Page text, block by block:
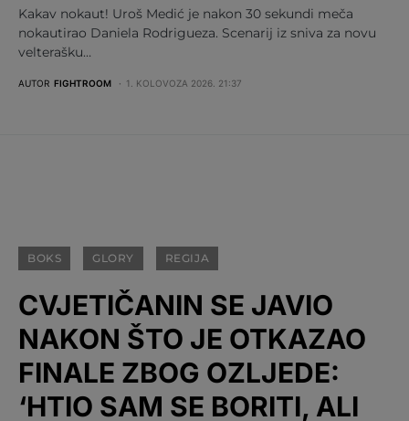
Kakav nokaut! Uroš Medić je nakon 30 sekundi meča
nokautirao Daniela Rodrigueza. Scenarij iz sniva za novu
velterašku…
AUTOR FIGHTROOM 1. KOLOVOZA 2026. 21:37
BOKS GLORY REGIJA
CVJETIČANIN SE JAVIO
NAKON ŠTO JE OTKAZAO
FINALE ZBOG OZLJEDE:
‘HTIO SAM SE BORITI, ALI